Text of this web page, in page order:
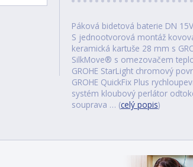
Páková bidetová baterie DN
S jednootvorová montáž
keramická kartuše 28 mm s
SilkMove® s omezovačem
GROHE StarLight chromový
GROHE QuickFix Plus
systém kloubový perlátor
souprava … (celý popis)